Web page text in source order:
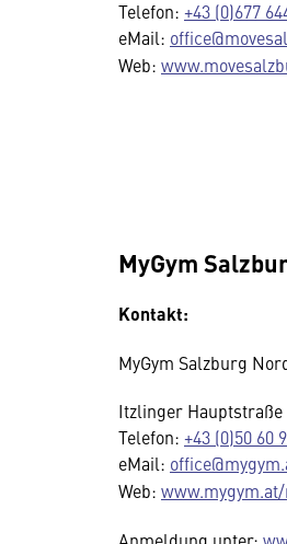
Telefon: +43 (0)677
eMail:
Web:
MyGym
Kontakt:
MyGym Salzburg
Itzlinger Hauptstraße
Telefon: +43 (0)50 60
eMail:
Web: